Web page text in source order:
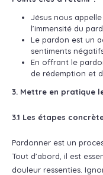
Jésus nous
l’immensité du
Le pardon est un
sentiments
En offrant le
de rédemption et
3. Mettre en pratique
3.1 Les étapes
Pardonner est un
Tout d’abord, il est
douleur ressenties.